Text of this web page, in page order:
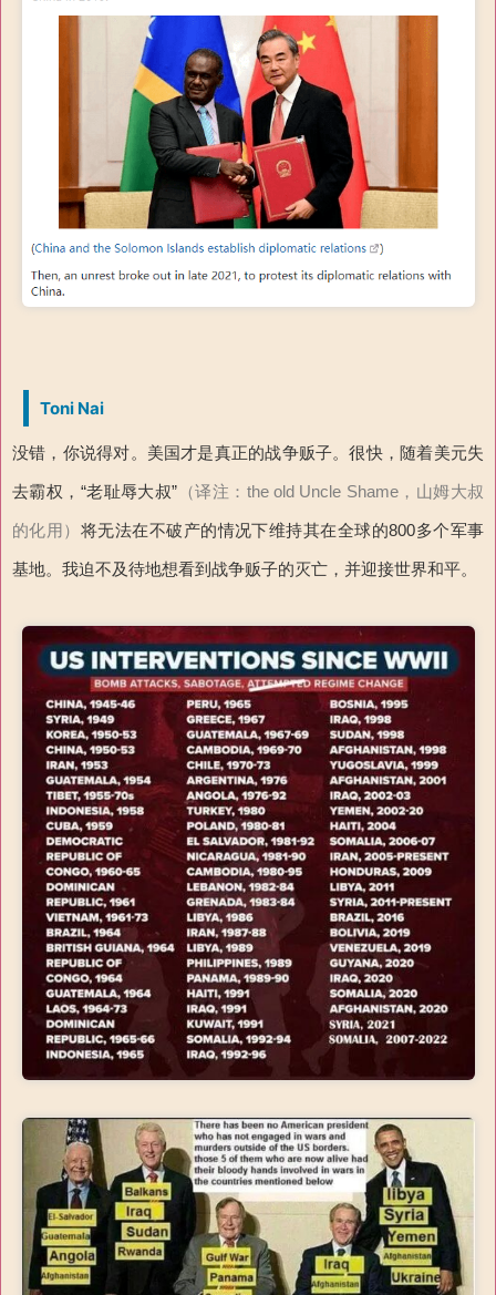
Toni Nai
没错，你说得对。美国才是真正的战争贩子。很快，随着美元失
去霸权，“老耻辱大叔” （译注：the old Uncle Shame，山姆大叔
的化用） 将无法在不破产的情况下维持其在全球的800多个军事
基地。我迫不及待地想看到战争贩子的灭亡，并迎接世界和平。